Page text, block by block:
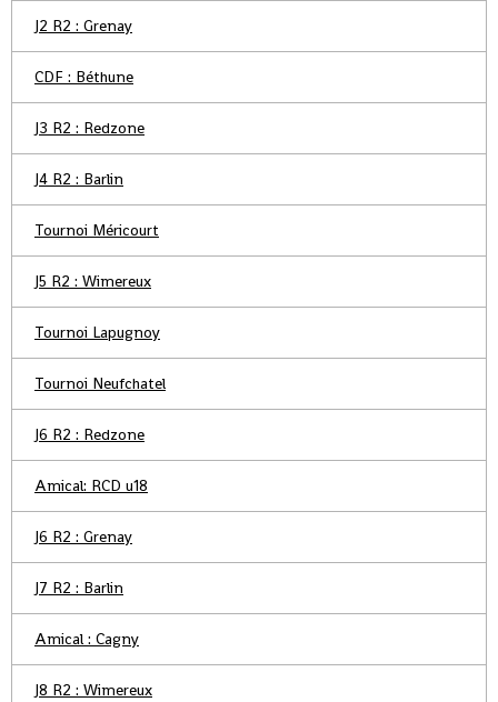
J2 R2 : Grenay
CDF : Béthune
J3 R2 : Redzone
J4 R2 : Barlin
Tournoi Méricourt
J5 R2 : Wimereux
Tournoi Lapugnoy
Tournoi Neufchatel
J6 R2 : Redzone
Amical: RCD u18
J6 R2 : Grenay
J7 R2 : Barlin
Amical : Cagny
J8 R2 : Wimereux